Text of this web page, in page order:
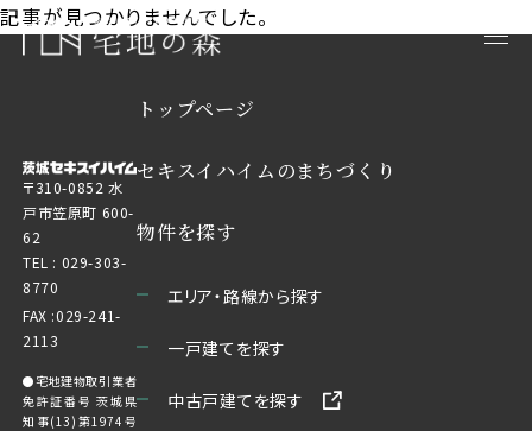
記事が見つかりませんでした。
〒310-0852 水
戸市笠原町 600-
62
TEL : 029-303-
8770
FAX :029-241-
2113
●宅地建物取引業者
免許証番号 茨城県
知事(13)第1974号
トップページ
セキスイハイムのまちづくり
物件を探す
エリア・路線から探す
一戸建てを探す
中古戸建てを探す